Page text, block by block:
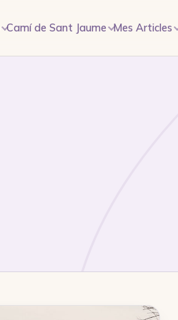
Camí de Sant Jaume Mes Articles